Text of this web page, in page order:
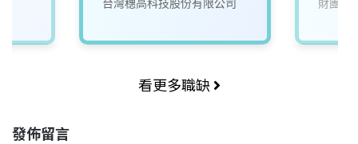
看更多職缺
發佈留言